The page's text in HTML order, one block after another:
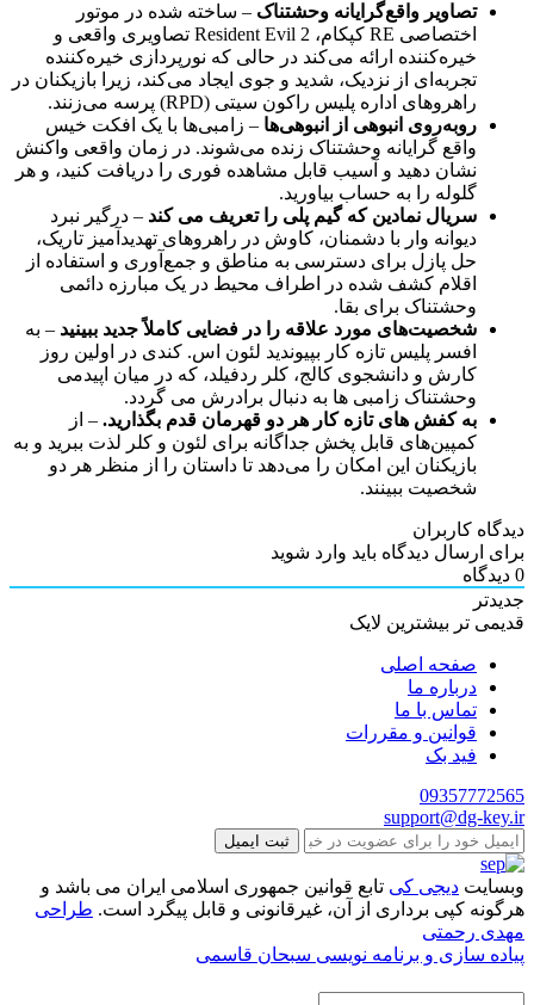
تصاویر واقع‌گرایانه وحشتناک – ساخته شده در موتور
اختصاصی RE کپکام، Resident Evil 2 تصاویری واقعی و
خیره‌کننده ارائه می‌کند در حالی که نورپردازی خیره‌کننده
تجربه‌ای از نزدیک، شدید و جوی ایجاد می‌کند، زیرا بازیکنان در
راهروهای اداره پلیس راکون سیتی (RPD) پرسه می‌زنند.
روبه‌روی انبوهی از انبوهی‌ها – زامبی‌ها با یک افکت خیس
واقع گرایانه وحشتناک زنده می‌شوند. در زمان واقعی واکنش
نشان دهید و آسیب قابل مشاهده فوری را دریافت کنید، و هر
گلوله را به حساب بیاورید.
سریال نمادین که گیم پلی را تعریف می کند – درگیر نبرد
دیوانه وار با دشمنان، کاوش در راهروهای تهدیدآمیز تاریک،
حل پازل برای دسترسی به مناطق و جمع‌آوری و استفاده از
اقلام کشف شده در اطراف محیط در یک مبارزه دائمی
وحشتناک برای بقا.
شخصیت‌های مورد علاقه را در فضایی کاملاً جدید ببینید – به
افسر پلیس تازه کار بپیوندید لئون اس. کندی در اولین روز
کارش و دانشجوی کالج، کلر ردفیلد، که در میان اپیدمی
وحشتناک زامبی ها به دنبال برادرش می گردد.
به کفش های تازه کار هر دو قهرمان قدم بگذارید. – از
کمپین‌های قابل پخش جداگانه برای لئون و کلر لذت ببرید و به
بازیکنان این امکان را می‌دهد تا داستان را از منظر هر دو
شخصیت ببینند.
دیدگاه کاربران
برای ارسال دیدگاه باید وارد شوید
0 دیدگاه
جدیدتر
قدیمی تر بیشترین لایک
صفحه اصلی
درباره ما
تماس با ما
قوانین و مقررات
فید بک
09357772565
support@dg-key.ir
ثبت ایمیل
وبسایت دیجی کی تابع قوانین جمهوری اسلامی ایران می باشد و
هرگونه کپی برداری از آن، غیرقانونی و قابل پیگرد است. طراحی
مهدی رحمتی
پیاده سازی و برنامه نویسی سبحان قاسمی